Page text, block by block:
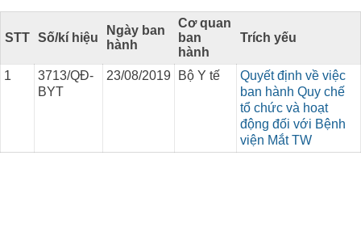
STT Số/kí hiệu
Ngày ban
hành
Cơ quan
ban
hành
Trích yếu
1
3713/QĐ-
BYT
23/08/2019 Bộ Y tế
Quyết định về việc
ban hành Quy chế
tổ chức và hoạt
động đối với Bệnh
viện Mắt TW